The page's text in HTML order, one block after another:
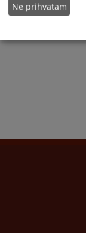
Ne prihvatam